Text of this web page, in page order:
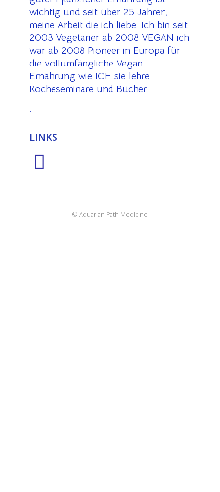
wichtig und seit über 25 Jahren,
meine Arbeit die ich liebe. Ich bin seit
2003 Vegetarier ab 2008 VEGAN ich
war ab 2008 Pioneer in Europa für
die vollumfängliche Vegan
Ernährung wie ICH sie lehre.
Kocheseminare und Bücher.
.
LINKS
© Aquarian Path Medicine